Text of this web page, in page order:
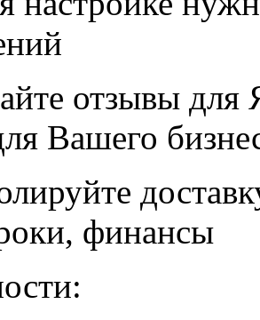
отзывы для
Вашего
финансы